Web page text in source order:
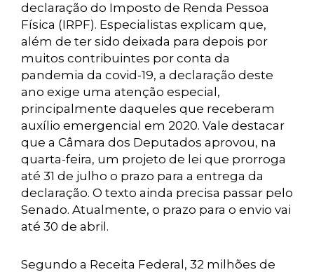
declaração do Imposto de Renda Pessoa
Física (IRPF). Especialistas explicam que,
além de ter sido deixada para depois por
muitos contribuintes por conta da
pandemia da covid-19, a declaração deste
ano exige uma atenção especial,
principalmente daqueles que receberam
auxílio emergencial em 2020. Vale destacar
que a Câmara dos Deputados aprovou, na
quarta-feira, um projeto de lei que prorroga
até 31 de julho o prazo para a entrega da
declaração. O texto ainda precisa passar pelo
Senado. Atualmente, o prazo para o envio vai
até 30 de abril.
Segundo a Receita Federal, 32 milhões de